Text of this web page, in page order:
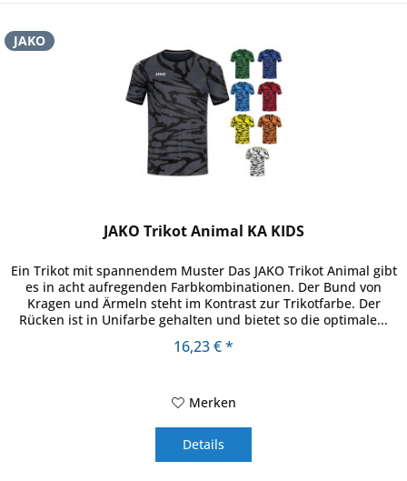
JAKO
JAKO Trikot Animal KA KIDS
Ein Trikot mit spannendem Muster Das JAKO Trikot Animal gibt
es in acht aufregenden Farbkombinationen. Der Bund von
Kragen und Ärmeln steht im Kontrast zur Trikotfarbe. Der
Rücken ist in Unifarbe gehalten und bietet so die optimale...
16,23 € *
Merken
Details